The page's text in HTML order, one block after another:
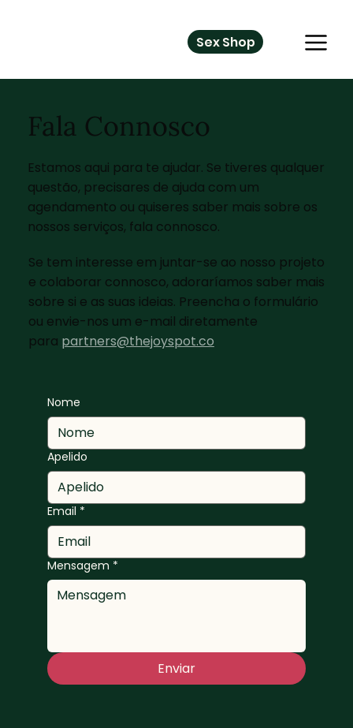
Sex Shop
Nome
Apelido
Email *
Mensagem *
Enviar
Fala Connosco
Estamos aqui para te ajudar. Se tiveres qualquer
questão, precisares de ajuda com um
agendamento ou quiseres saber mais sobre os
nossos serviços, fala connosco.
Se tem interesse em juntar-se ao nosso projeto
e colaborar connosco, adoraríamos saber mais
sobre si e as suas ideias. Preencha o formulário
ou envie-nos um e-mail diretamente
para partners@thejoyspot.co